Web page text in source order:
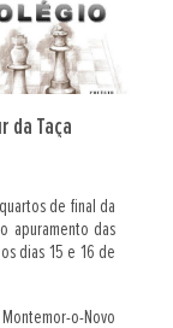
da Taça
de final da
apuramento das
dias 15 e 16 de
Montemor-o-Novo